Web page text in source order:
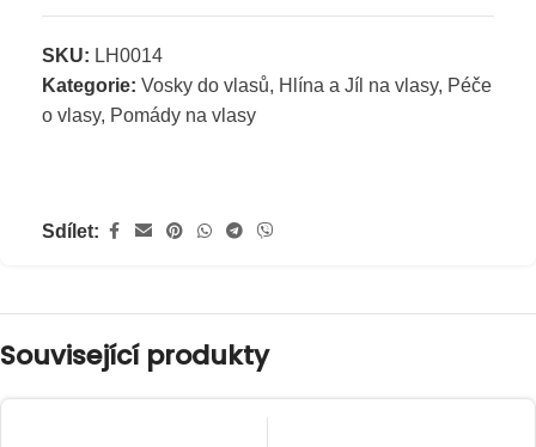
SKU: LH0014
Kategorie: Vosky do vlasů, Hlína a Jíl na vlasy, Péče
o vlasy, Pomády na vlasy
Sdílet:
Související produkty